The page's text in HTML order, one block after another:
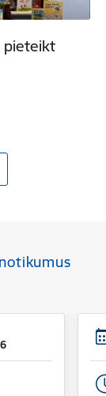
pieteikt